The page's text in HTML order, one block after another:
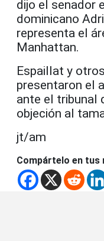
dijo el senador
dominicano
representa el
Manhattan.
Espaillat y
presentaron el
ante el tribunal
objeción al
jt/am
Compártelo en tus